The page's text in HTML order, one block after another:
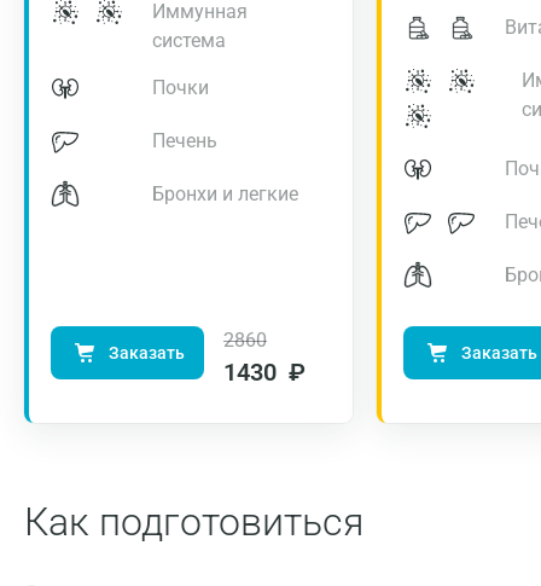
Иммунная
система
Почки
Печень
Бронхи и легкие
Заказать
2860
1430 ₽
Заказать
Как подготовиться